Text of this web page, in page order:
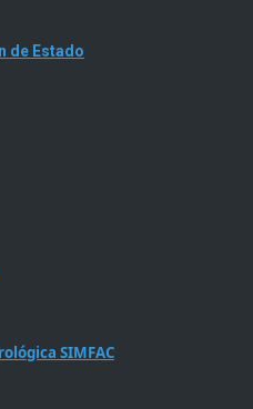
de Estado
SIMFAC